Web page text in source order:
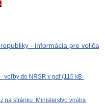
- informácia pre voliča
voľby do NRSR v pdf (116 kB-
na stránku Ministerstvo vnútra